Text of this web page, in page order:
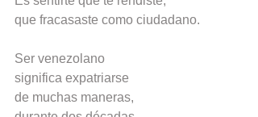
que fracasaste como ciudadano.
Ser venezolano
significa expatriarse
de muchas maneras,